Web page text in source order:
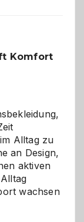
Komfort
Alltag zu
an Design,
aktiven
wachsen